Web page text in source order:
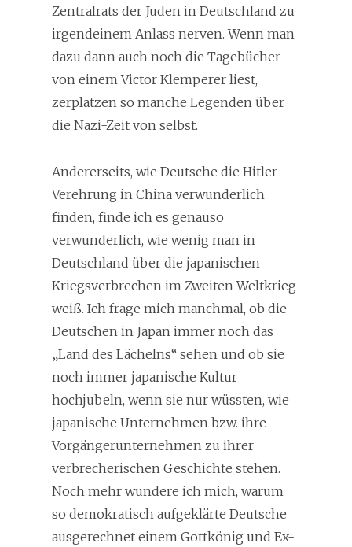
Zentralrats der Juden in Deutschland zu
irgendeinem Anlass nerven. Wenn man
dazu dann auch noch die Tagebücher
von einem Victor Klemperer liest,
zerplatzen so manche Legenden über
die Nazi-Zeit von selbst.
Andererseits, wie Deutsche die Hitler-
Verehrung in China verwunderlich
finden, finde ich es genauso
verwunderlich, wie wenig man in
Deutschland über die japanischen
Kriegsverbrechen im Zweiten Weltkrieg
weiß. Ich frage mich manchmal, ob die
Deutschen in Japan immer noch das
„Land des Lächelns“ sehen und ob sie
noch immer japanische Kultur
hochjubeln, wenn sie nur wüssten, wie
japanische Unternehmen bzw. ihre
Vorgängerunternehmen zu ihrer
verbrecherischen Geschichte stehen.
Noch mehr wundere ich mich, warum
so demokratisch aufgeklärte Deutsche
ausgerechnet einem Gottkönig und Ex-